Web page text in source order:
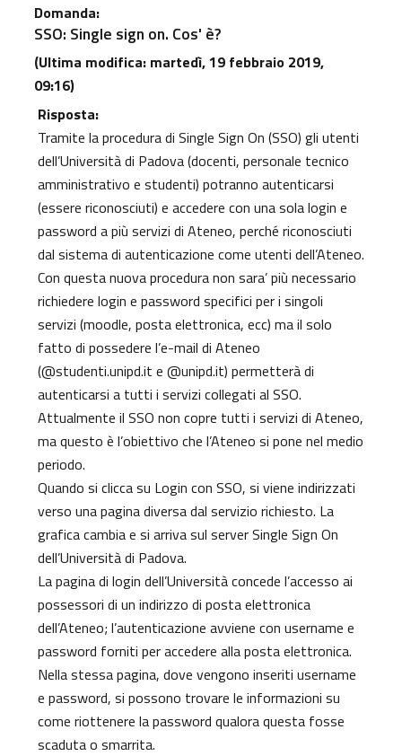
Domanda:
SSO: Single sign on. Cos' è?
(Ultima modifica: martedì, 19 febbraio 2019,
09:16)
Risposta:
Tramite la procedura di Single Sign On (SSO) gli utenti
dell’Università di Padova (docenti, personale tecnico
amministrativo e studenti) potranno autenticarsi
(essere riconosciuti) e accedere con una sola login e
password a più servizi di Ateneo, perché riconosciuti
dal sistema di autenticazione come utenti dell’Ateneo.
Con questa nuova procedura non sara’ più necessario
richiedere login e password specifici per i singoli
servizi (moodle, posta elettronica, ecc) ma il solo
fatto di possedere l’e-mail di Ateneo
(@studenti.unipd.it e @unipd.it) permetterà di
autenticarsi a tutti i servizi collegati al SSO.
Attualmente il SSO non copre tutti i servizi di Ateneo,
ma questo è l’obiettivo che l’Ateneo si pone nel medio
periodo.
Quando si clicca su Login con SSO, si viene indirizzati
verso una pagina diversa dal servizio richiesto. La
grafica cambia e si arriva sul server Single Sign On
dell’Università di Padova.
La pagina di login dell’Università concede l’accesso ai
possessori di un indirizzo di posta elettronica
dell’Ateneo; l’autenticazione avviene con username e
password forniti per accedere alla posta elettronica.
Nella stessa pagina, dove vengono inseriti username
e password, si possono trovare le informazioni su
come riottenere la password qualora questa fosse
scaduta o smarrita.